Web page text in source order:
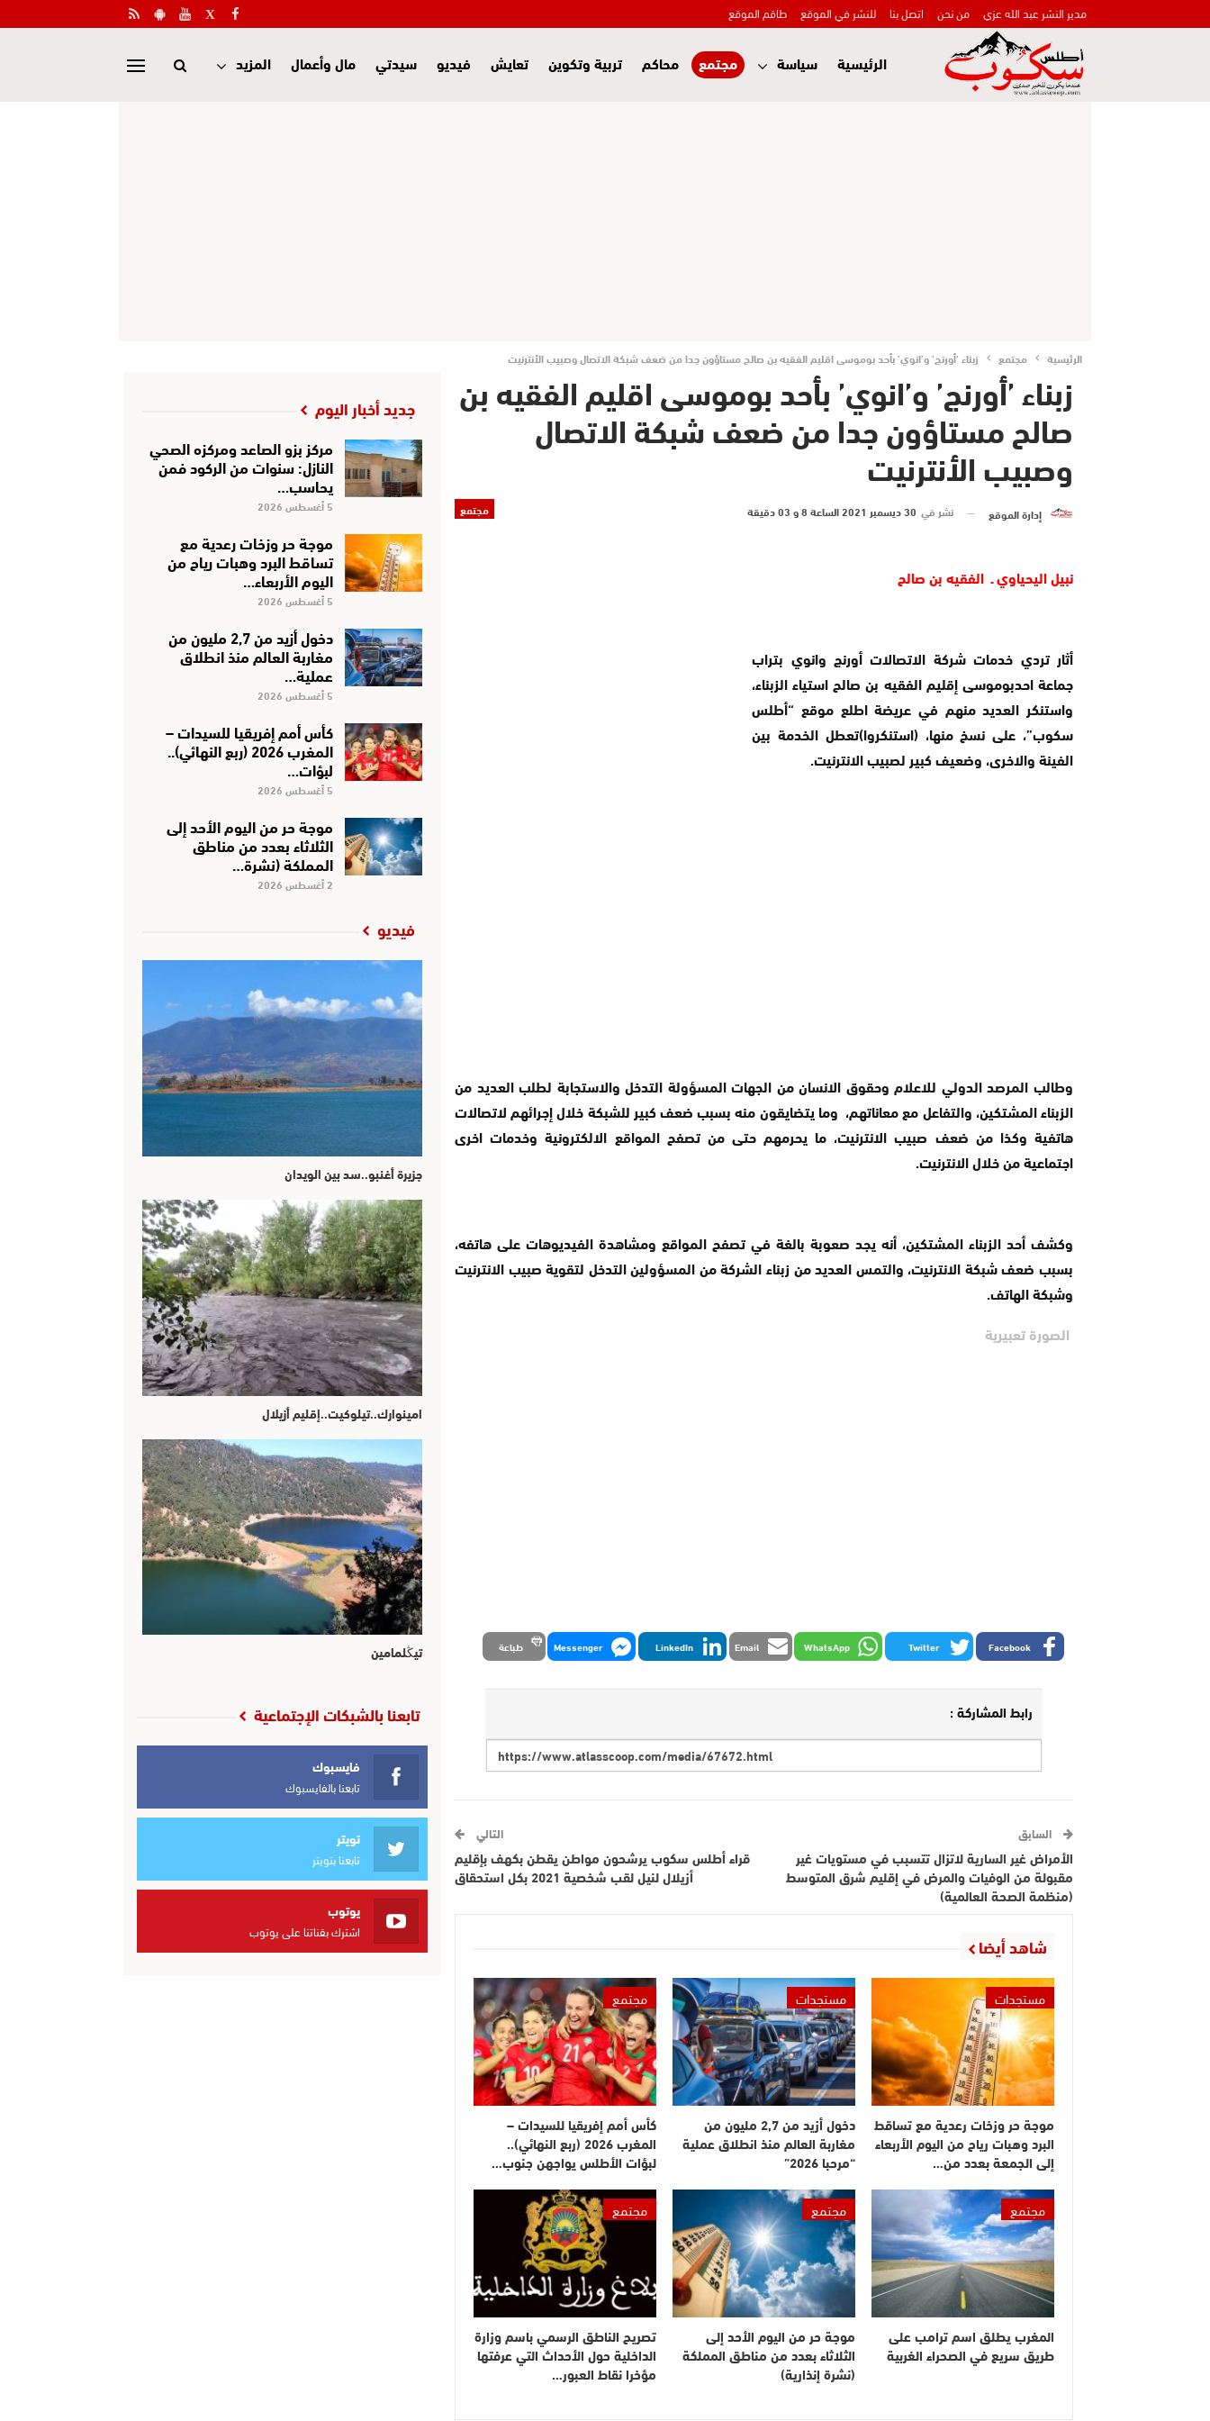
مدير النشر عبد الله عزي من نحن اتصل بنا للنشر في الموقع طاقم الموقع
الرئيسية سياسة مجتمع محاكم تربية وتكوين تعايش فيديو سيدتي مال وأعمال المزيد
الرئيسية مجتمع زبناء ’أورنج’ و’انوي’ بأحد بوموسى اقليم الفقيه بن صالح مستاؤون جدا من ضعف شبكة الاتصال وصبيب الأنترنيت
زبناء ’أورنج’ و’انوي’ بأحد بوموسى اقليم الفقيه بن
صالح مستاؤون جدا من ضعف شبكة الاتصال
وصبيب الأنترنيت
مجتمع إدارة الموقع نشر في 30 ديسمبر 2021 الساعة 8 و 03 دقيقة
نبيل اليحياوي ـ الفقيه بن صالح
أثار تردي خدمات شركة الاتصالات أورنج وانوي بتراب
جماعة احدبوموسى إقليم الفقيه بن صالح استياء الزبناء،
واستنكر العديد منهم في عريضة اطلع موقع “أطلس
سكوب”، على نسخ منها، (استنكروا)تعطل الخدمة بين
الفينة والاخرى، وضعيف كبير لصبيب الانترنيت.
وطالب المرصد الدولي للاعلام وحقوق الانسان من الجهات المسؤولة التدخل والاستجابة لطلب العديد من
الزبناء المشتكين، والتفاعل مع معاناتهم، وما يتضايقون منه بسبب ضعف كبير للشبكة خلال إجرائهم لاتصالات
هاتفية وكذا من ضعف صبيب الانترنيت، ما يحرمهم حتى من تصفح المواقع الالكترونية وخدمات اخرى
اجتماعية من خلال الانترنيت.
وكشف أحد الزبناء المشتكين، أنه يجد صعوبة بالغة في تصفح المواقع ومشاهدة الفيديوهات على هاتفه،
بسبب ضعف شبكة الانترنيت، والتمس العديد من زبناء الشركة من المسؤولين التدخل لتقوية صبيب الانترنيت
وشبكة الهاتف.
الصورة تعبيرية
Facebook
Twitter
WhatsApp
Email
LinkedIn
Messenger طباعة
رابط المشاركة :
السابق
الأمراض غير السارية لاتزال تتسبب في مستويات غير
مقبولة من الوفيات والمرض في إقليم شرق المتوسط
(منظمة الصحة العالمية)
التالي
قراء أطلس سكوب يرشحون مواطن يقطن بكهف بإقليم
أزيلال لنيل لقب شخصية 2021 بكل استحقاق
شاهد أيضا
مستجدات
موجة حر وزخات رعدية مع تساقط
البرد وهبات رياح من اليوم الأربعاء
إلى الجمعة بعدد من…
مستجدات
دخول أزيد من 2,7 مليون من
مغاربة العالم منذ انطلاق عملية
“مرحبا 2026”
مجتمع
كأس أمم إفريقيا للسيدات –
المغرب 2026 (ربع النهائي)..
لبؤات الأطلس يواجهن جنوب…
مجتمع
المغرب يطلق اسم ترامب على
طريق سريع في الصحراء الغربية
مجتمع
موجة حر من اليوم الأحد إلى
الثلاثاء بعدد من مناطق المملكة
(نشرة إنذارية)
مجتمع
تصريح الناطق الرسمي باسم وزارة
الداخلية حول الأحداث التي عرفتها
مؤخرا نقاط العبور…
جديد أخبار اليوم
مركز بزو الصاعد ومركزه الصحي
النازل: سنوات من الركود فمن
يحاسب…
5 أغسطس 2026
موجة حر وزخات رعدية مع
تساقط البرد وهبات رياح من
اليوم الأربعاء…
5 أغسطس 2026
دخول أزيد من 2,7 مليون من
مغاربة العالم منذ انطلاق
عملية…
5 أغسطس 2026
كأس أمم إفريقيا للسيدات –
المغرب 2026 (ربع النهائي)..
لبؤات…
5 أغسطس 2026
موجة حر من اليوم الأحد إلى
الثلاثاء بعدد من مناطق
المملكة (نشرة…
2 أغسطس 2026
فيديو
جزيرة أغنبو..سد بين الويدان
امينوارك..تيلوكيت..إقليم أزيلال
تيڭلمامين
تابعنا بالشبكات الإجتماعية
فايسبوك
تابعنا بالفايسبوك
تويتر
تابعنا بتويتر
يوتوب
اشترك بقناتنا على يوتوب